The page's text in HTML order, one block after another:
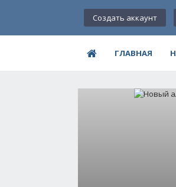
Создать аккаунт
ГЛАВНАЯ